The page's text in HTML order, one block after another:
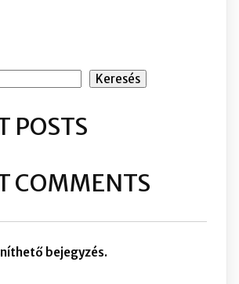
Keresés
POSTS
COMMENTS
bejegyzés.